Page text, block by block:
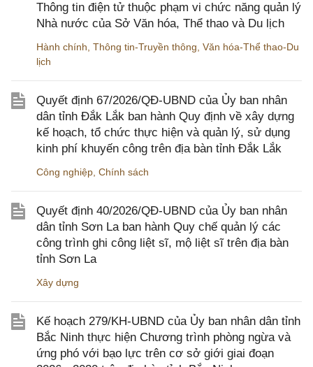
Thông tin điện tử thuộc phạm vi chức năng quản lý
Nhà nước của Sở Văn hóa, Thể thao và Du lịch
Hành chính Thông tin-Truyền thông Văn hóa-Thể thao-Du
lịch
Quyết định 67/2026/QĐ-UBND của Ủy ban nhân
dân tỉnh Đắk Lắk ban hành Quy định về xây dựng
kế hoạch, tổ chức thực hiện và quản lý, sử dụng
kinh phí khuyến công trên địa bàn tỉnh Đắk Lắk
Công nghiệp Chính sách
Quyết định 40/2026/QĐ-UBND của Ủy ban nhân
dân tỉnh Sơn La ban hành Quy chế quản lý các
công trình ghi công liệt sĩ, mộ liệt sĩ trên địa bàn
tỉnh Sơn La
Xây dựng
Kế hoạch 279/KH-UBND của Ủy ban nhân dân tỉnh
Bắc Ninh thực hiện Chương trình phòng ngừa và
ứng phó với bạo lực trên cơ sở giới giai đoạn